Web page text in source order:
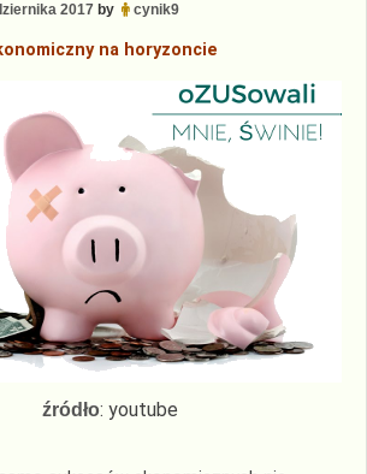
2017 by cynik9
na horyzoncie
źródło: youtube